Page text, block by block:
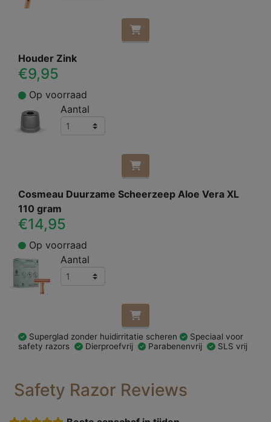
Houder Zink
€9,95
Op voorraad
Aantal
Cosmeau Duurzame Scheerzeep Aloe Vera XL
110 gram
€14,95
Op voorraad
Aantal
Superglad zonder huidirritatie scheren
Speciaal voor
safety razors
Dierproefvrij Parabenenvrij SLS vrij
Safety Razor Reviews